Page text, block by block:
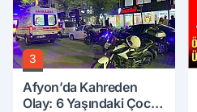
3
Afyon’da Kahreden
Olay: 6 Yaşındaki Çocuk